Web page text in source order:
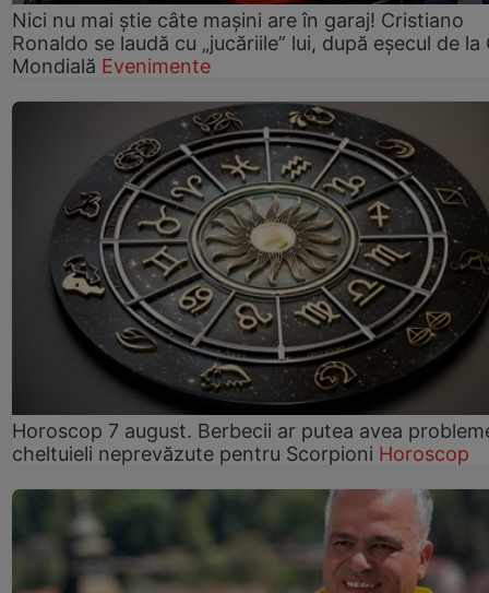
Nici nu mai știe câte mașini are în garaj! Cristiano
Ronaldo se laudă cu „jucăriile” lui, după eșecul de la
Mondială Evenimente
Horoscop 7 august. Berbecii ar putea avea
cheltuieli neprevăzute pentru Scorpioni Horoscop